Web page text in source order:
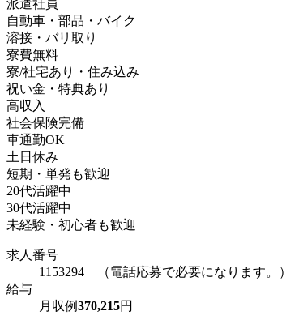
派遣社員
自動車・部品・バイク
溶接・バリ取り
寮費無料
寮/社宅あり・住み込み
祝い金・特典あり
高収入
社会保険完備
車通勤OK
土日休み
短期・単発も歓迎
20代活躍中
30代活躍中
未経験・初心者も歓迎
求人番号
1153294 （電話応募で必要になります。）
給与
月収例370,215円